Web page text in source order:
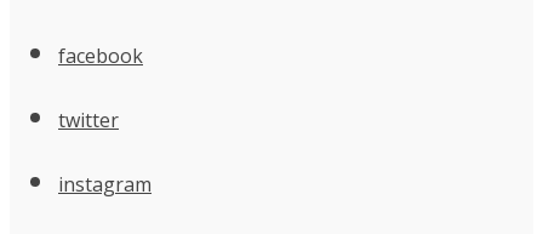
facebook
twitter
instagram